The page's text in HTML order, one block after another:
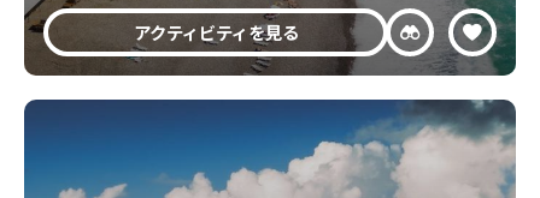
アクティビティを見る